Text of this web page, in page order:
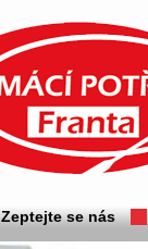
Zeptejte se nás